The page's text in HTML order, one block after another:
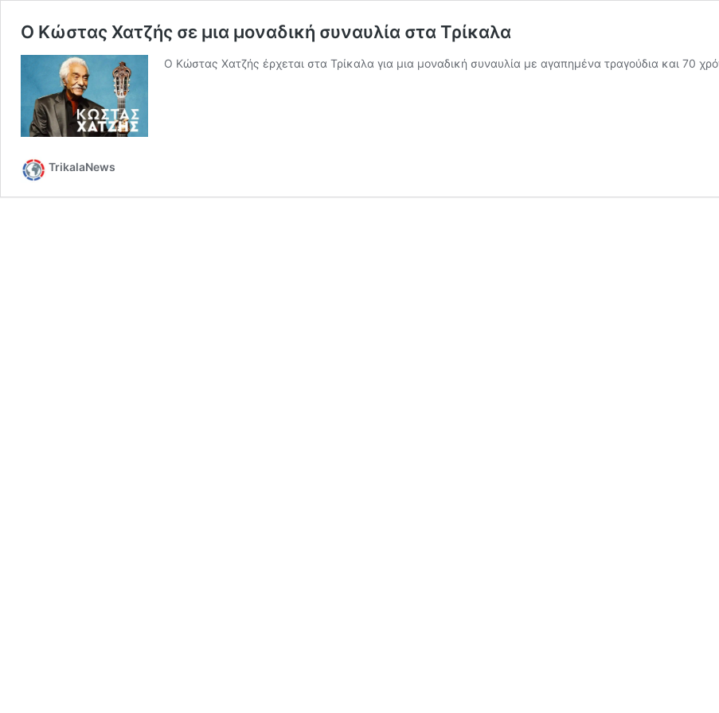
Ο Κώστας Χατζής σε μια μοναδική συναυλία στα Τρίκαλα
Ο Κώστας Χατζής έρχεται στα Τρίκαλα για μια μοναδική συναυλία με αγαπημένα τραγούδια και 70
TrikalaNews